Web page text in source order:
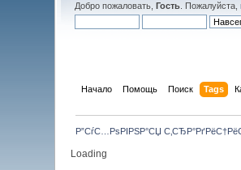
Добро пожаловать,Гость . Пожалуйста,
Начало Помощь Поиск Tags
Р”СѓС…РѕРІРЅР°СЏ
Loading